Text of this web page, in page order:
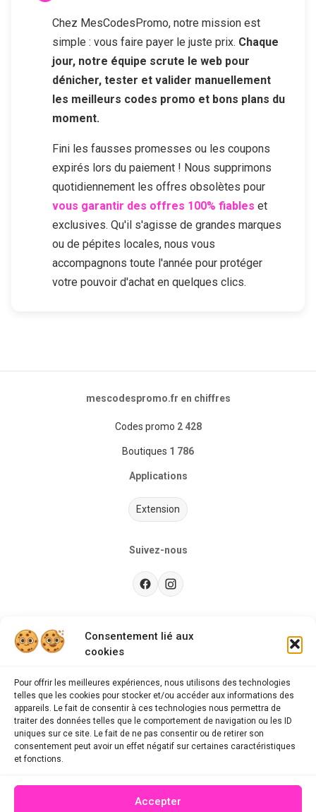
Consentement lié aux
cookies
Pour offrir les meilleures expériences, nous utilisons des technologies
telles que les cookies pour stocker et/ou accéder aux informations des
appareils. Le fait de consentir à ces technologies nous permettra de
traiter des données telles que le comportement de navigation ou les ID
uniques sur ce site. Le fait de ne pas consentir ou de retirer son
consentement peut avoir un effet négatif sur certaines caractéristiques
et fonctions.
Accepter
Chez MesCodesPromo, notre mission est
simple : vous faire payer le juste prix. Chaque
jour, notre équipe scrute le web pour
dénicher, tester et valider manuellement
les meilleurs codes promo et bons plans du
moment.
Fini les fausses promesses ou les coupons
expirés lors du paiement ! Nous supprimons
quotidiennement les offres obsolètes pour
vous garantir des offres 100% fiables et
exclusives. Qu'il s'agisse de grandes marques
ou de pépites locales, nous vous
accompagnons toute l'année pour protéger
votre pouvoir d'achat en quelques clics.
mescodespromo.fr en chiffres
Codes promo 2 428
Boutiques 1 786
Applications
Extension
Suivez-nous
FAQ
Mentions légales
Politique de confidentialité
Contact